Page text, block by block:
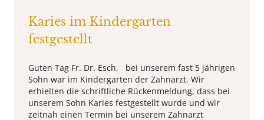
Karies im Kindergarten
festgestellt
Guten Tag Fr. Dr. Esch, bei unserem fast 5 jährigen
Sohn war im Kindergarten der Zahnarzt. Wir
erhielten die schriftliche Rückenmeldung, dass bei
unserem Sohn Karies festgestellt wurde und wir
zeitnah einen Termin bei unserem Zahnarzt